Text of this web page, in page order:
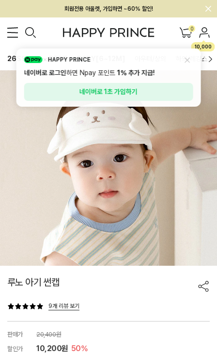
회원전용 아울렛, 가입하면 ~60% 할인!
멤버십 최대 28,000원 혜택 0
10,000
26SS 신상 BEST BABY[6~12M] 하의/레깅스
루노 아기 썬캡
9개 리뷰 보기
판매가
20,400원
할인가
10,200원 50%
HAPPY PRINCE
네이버로 로그인하면 Npay 포인트1%추가 지급!
네이버로 1초 가입하기